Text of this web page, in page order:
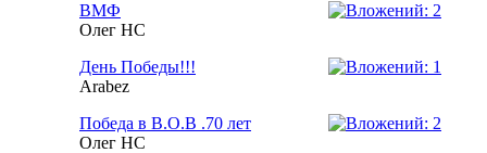
ВМФ
Олег НС
День Победы!!!
Arabez
Победа в В.О.В .70 лет
Олег НС